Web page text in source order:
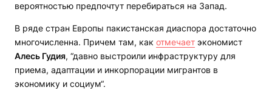
вероятностью предпочтут перебираться на Запад.
В ряде стран Европы пакистанская диаспора достаточно
многочисленна. Причем там, как отмечает экономист
Алесь Гудия, “давно выстроили инфраструктуру для
приема, адаптации и инкорпорации мигрантов в
экономику и социум“.